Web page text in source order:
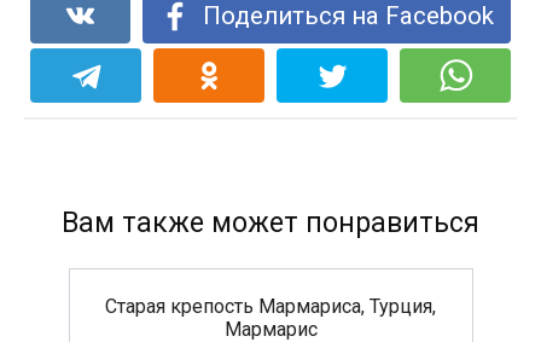
Поделиться на Facebook
Вам также может понравиться
Старая крепость Мармариса, Турция,
Мармарис